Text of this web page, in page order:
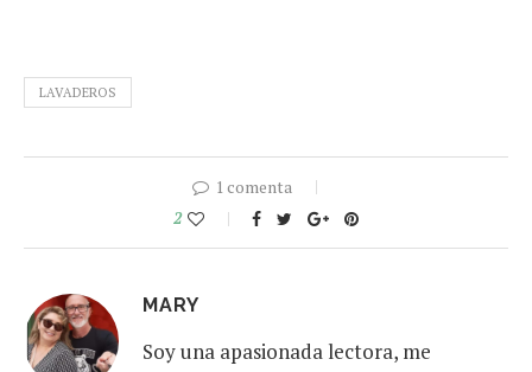
LAVADEROS
1 comenta
2
MARY
Soy una apasionada lectora, me